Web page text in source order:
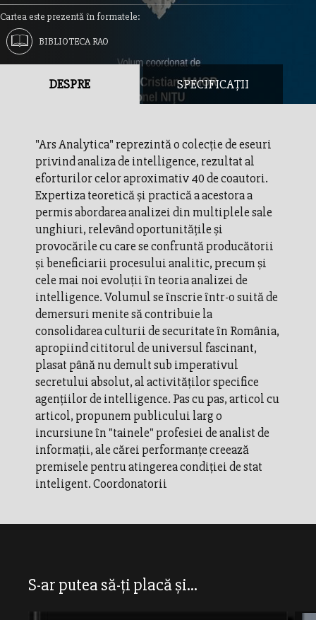
Cartea este prezentă în formatele:
BIBLIOTECA RAO
DESPRE SPECIFICAȚII
"Ars Analytica" reprezintă o colecţie de eseuri
privind analiza de intelligence, rezultat al
eforturilor celor aproximativ 40 de coautori.
Expertiza teoretică şi practică a acestora a
permis abordarea analizei din multiplele sale
unghiuri, relevând oportunităţile şi
provocările cu care se confruntă producătorii
şi beneficiarii procesului analitic, precum şi
cele mai noi evoluţii în teoria analizei de
intelligence. Volumul se înscrie într-o suită de
demersuri menite să contribuie la
consolidarea culturii de securitate în România,
apropiind cititorul de universul fascinant,
plasat până nu demult sub imperativul
secretului absolut, al activităţilor specifice
agenţiilor de intelligence. Pas cu pas, articol cu
articol, propunem publicului larg o
incursiune în "tainele" profesiei de analist de
informaţii, ale cărei performanţe creează
premisele pentru atingerea condiţiei de stat
inteligent. Coordonatorii
S-ar putea să-ți placă și...